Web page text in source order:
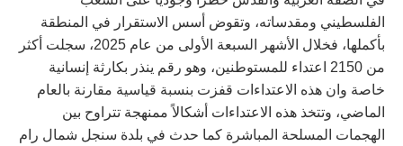
الفلسطيني ومقدساته، وتقوض أسس الاستقرار في المنطقة
بأكملها، فخلال الأشهر السبعة الأولى من عام 2025، سجلت أكثر
من 2150 اعتداء للمستوطنين، وهو رقم ينذر بكارثة إنسانية
خاصة وان هذه الاعتداءات قفزت بنسبة قياسية مقارنة بالعام
الماضي، وتتخذ هذه الاعتداءات أشكالاً ممنهجة تتراوح بين
الهجمات المسلحة المباشرة كما حدث في بلدة سنجل شمال رام